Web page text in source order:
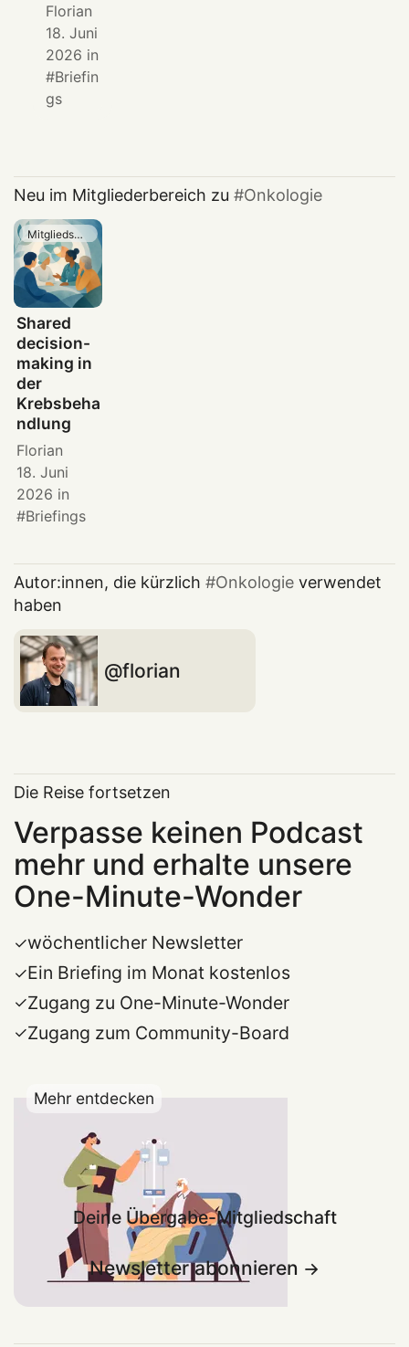
Florian
18. Juni
2026 in
Briefin
gs
Neu im Mitgliederbereich zu Onkologie
Shared
decision-
making in
der
Krebsbeha
ndlung
Florian
18. Juni
2026 in
Briefings
Autor:innen, die kürzlich Onkologie verwendet
haben
florian
Die Reise fortsetzen
Verpasse keinen Podcast
mehr und erhalte unsere
One-Minute-Wonder
wöchentlicher Newsletter
Ein Briefing im Monat kostenlos
Zugang zu One-Minute-Wonder
Zugang zum Community-Board
Mehr entdecken
Deine Übergabe-Mitgliedschaft
Newsletter abonnieren